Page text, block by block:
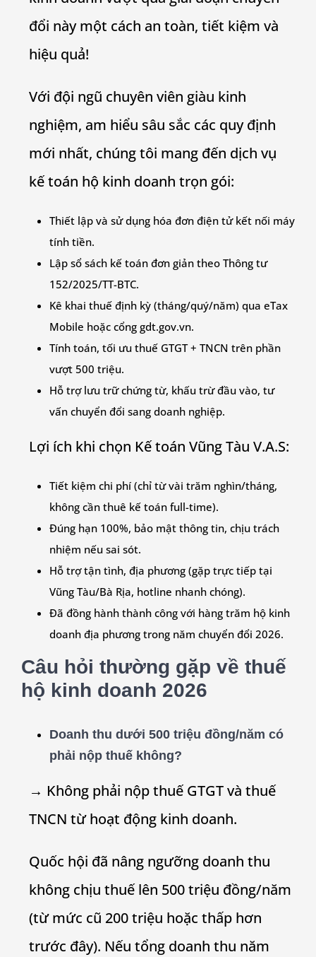
đổi này một cách an toàn, tiết kiệm và
hiệu quả!
Với đội ngũ chuyên viên giàu kinh
nghiệm, am hiểu sâu sắc các quy định
mới nhất, chúng tôi mang đến dịch vụ
kế toán hộ kinh doanh trọn gói:
Thiết lập và sử dụng hóa đơn điện tử kết nối máy
tính tiền.
Lập sổ sách kế toán đơn giản theo Thông tư
152/2025/TT-BTC.
Kê khai thuế định kỳ (tháng/quý/năm) qua eTax
Mobile hoặc cổng gdt.gov.vn.
Tính toán, tối ưu thuế GTGT + TNCN trên phần
vượt 500 triệu.
Hỗ trợ lưu trữ chứng từ, khấu trừ đầu vào, tư
vấn chuyển đổi sang doanh nghiệp.
Lợi ích khi chọn Kế toán Vũng Tàu V.A.S:
Tiết kiệm chi phí (chỉ từ vài trăm nghìn/tháng,
không cần thuê kế toán full-time).
Đúng hạn 100%, bảo mật thông tin, chịu trách
nhiệm nếu sai sót.
Hỗ trợ tận tình, địa phương (gặp trực tiếp tại
Vũng Tàu/Bà Rịa, hotline nhanh chóng).
Đã đồng hành thành công với hàng trăm hộ kinh
doanh địa phương trong năm chuyển đổi 2026.
Câu hỏi thường gặp về thuế
hộ kinh doanh 2026
Doanh thu dưới 500 triệu đồng/năm có
phải nộp thuế không?
→ Không phải nộp thuế GTGT và thuế
TNCN từ hoạt động kinh doanh.
Quốc hội đã nâng ngưỡng doanh thu
không chịu thuế lên 500 triệu đồng/năm
(từ mức cũ 200 triệu hoặc thấp hơn
trước đây). Nếu tổng doanh thu năm